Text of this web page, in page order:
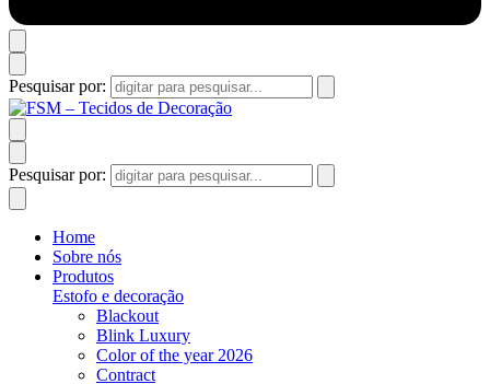
Pesquisar por:
Pesquisar por:
Home
Sobre nós
Produtos
Estofo e decoração
Blackout
Blink Luxury
Color of the year 2026
Contract